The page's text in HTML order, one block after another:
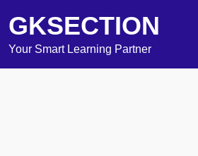
GKSECTION
Your Smart Learning Partner